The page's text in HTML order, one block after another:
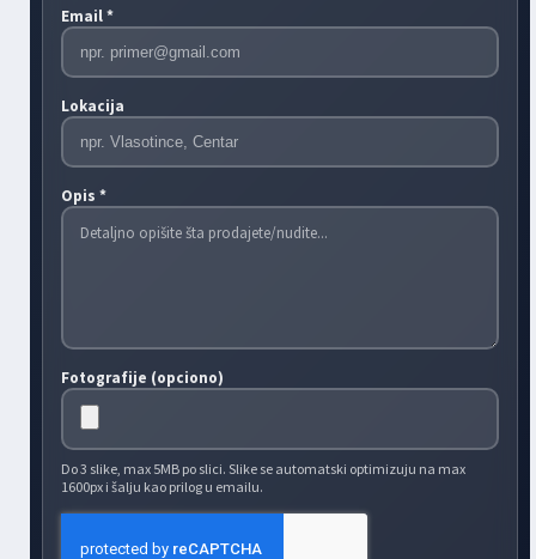
Email *
Lokacija
Opis *
Fotografije (opciono)
Do 3 slike, max 5MB po slici. Slike se automatski optimizuju na max
1600px i šalju kao prilog u emailu.